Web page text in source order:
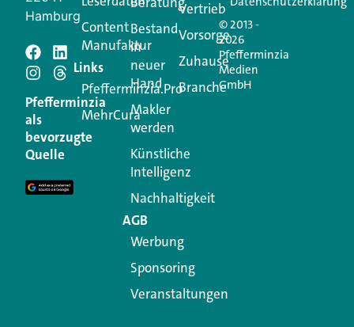
Schreiben Sie einen
Kommentar
Ihre E-Mail-Adresse wird nicht veröffentlicht.
Erforderliche Felder sind mit
Kommentar
Hamburg
Pfefferminzia
als
bevorzugte
Quelle
Content
Manufaktur
Links
Pfefferminzia.Pro
MehrCura
Bestand
in
neuer
Hand
Makler
werden
Künstliche
Intelligenz
Nachhaltigkeit
AGB
Werbung
Sponsoring
Veranstaltungen
Vertrieb
Vorsorge
Zuhause
Branche
© 2013 -
2026
Pfefferminzia
Medien
GmbH